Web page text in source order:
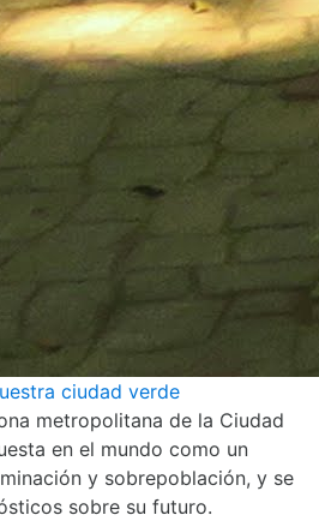
ciudad verde
metropolitana de la Ciudad
en el mundo como un
y sobrepoblación, y se
sobre su futuro.